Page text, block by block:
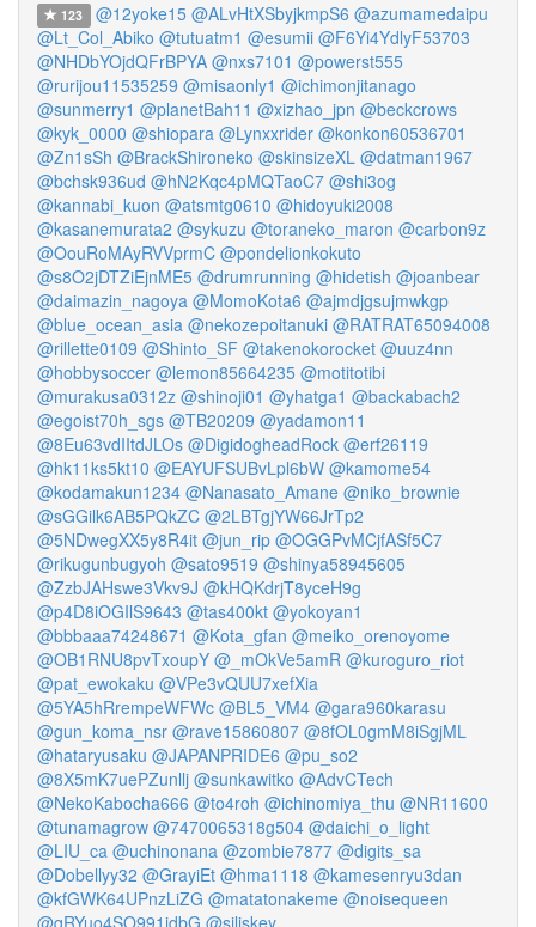
123 @12yoke15 @ALvHtXSbyjkmpS6 @azumamedaipu
@Lt_Col_Abiko @tutuatm1 @esumii @F6Yi4YdlyF53703
@NHDbYOjdQFrBPYA @nxs7101 @powerst555
@rurijou11535259 @misaonly1 @ichimonjitanago
@sunmerry1 @planetBah11 @xizhao_jpn @beckcrows
@kyk_0000 @shiopara @Lynxxrider @konkon60536701
@Zn1sSh @BrackShironeko @skinsizeXL @datman1967
@bchsk936ud @hN2Kqc4pMQTaoC7 @shi3og
@kannabi_kuon @atsmtg0610 @hidoyuki2008
@kasanemurata2 @sykuzu @toraneko_maron @carbon9z
@OouRoMAyRVVprmC @pondelionkokuto
@s8O2jDTZiEjnME5 @drumrunning @hidetish @joanbear
@daimazin_nagoya @MomoKota6 @ajmdjgsujmwkgp
@blue_ocean_asia @nekozepoitanuki @RATRAT65094008
@rillette0109 @Shinto_SF @takenokorocket @uuz4nn
@hobbysoccer @lemon85664235 @motitotibi
@murakusa0312z @shinoji01 @yhatga1 @backabach2
@egoist70h_sgs @TB20209 @yadamon11
@8Eu63vdIItdJLOs @DigidogheadRock @erf26119
@hk11ks5kt10 @EAYUFSUBvLpl6bW @kamome54
@kodamakun1234 @Nanasato_Amane @niko_brownie
@sGGilk6AB5PQkZC @2LBTgjYW66JrTp2
@5NDwegXX5y8R4it @jun_rip @OGGPvMCjfASf5C7
@rikugunbugyoh @sato9519 @shinya58945605
@ZzbJAHswe3Vkv9J @kHQKdrjT8yceH9g
@p4D8iOGIlS9643 @tas400kt @yokoyan1
@bbbaaa74248671 @Kota_gfan @meiko_orenoyome
@OB1RNU8pvTxoupY @_mOkVe5amR @kuroguro_riot
@pat_ewokaku @VPe3vQUU7xefXia
@5YA5hRrempeWFWc @BL5_VM4 @gara960karasu
@gun_koma_nsr @rave15860807 @8fOL0gmM8iSgjML
@hataryusaku @JAPANPRIDE6 @pu_so2
@8X5mK7uePZunllj @sunkawitko @AdvCTech
@NekoKabocha666 @to4roh @ichinomiya_thu @NR11600
@tunamagrow @7470065318g504 @daichi_o_light
@LIU_ca @uchinonana @zombie7877 @digits_sa
@Dobellyy32 @GrayiEt @hma1118 @kamesenryu3dan
@kfGWK64UPnzLiZG @matatonakeme @noisequeen
@qRYuo4SO991jdbG @siliskey